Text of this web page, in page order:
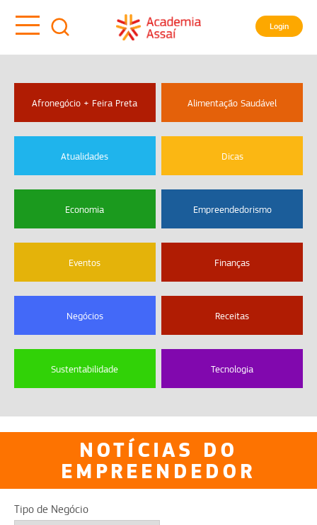
Login
Afronegócio + Feira Preta Alimentação Saudável
Atualidades Dicas
Economia Empreendedorismo
Eventos Finanças
Negócios Receitas
Sustentabilidade Tecnologia
NOTÍCIAS DO
EMPREENDEDOR
Tipo de Negócio